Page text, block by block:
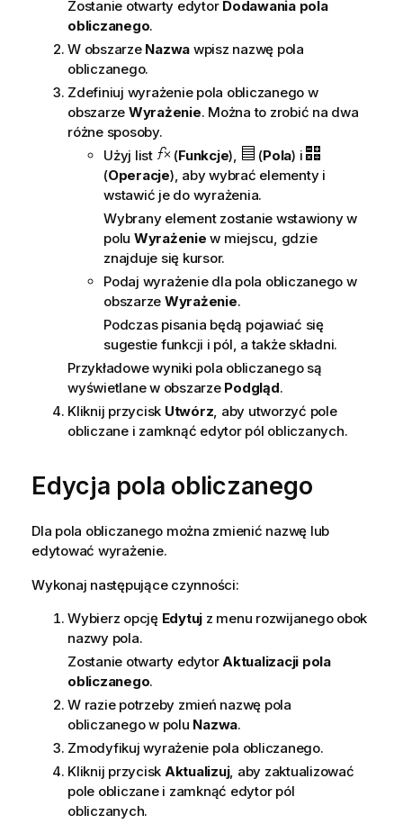
Zostanie otwarty edytor Dodawania pola
obliczanego.
W obszarze Nazwa wpisz nazwę pola
obliczanego.
Zdefiniuj wyrażenie pola obliczanego w
obszarze Wyrażenie. Można to zrobić na dwa
różne sposoby.
Użyj list
(Funkcje), (Pola) i
(Operacje), aby wybrać elementy i
wstawić je do wyrażenia.
Wybrany element zostanie wstawiony w
polu Wyrażenie w miejscu, gdzie
znajduje się kursor.
Podaj wyrażenie dla pola obliczanego w
obszarze Wyrażenie.
Podczas pisania będą pojawiać się
sugestie funkcji i pól, a także składni.
Przykładowe wyniki pola obliczanego są
wyświetlane w obszarze Podgląd.
Kliknij przycisk Utwórz , aby utworzyć pole
obliczane i zamknąć edytor pól obliczanych.
Edycja pola obliczanego
Dla pola obliczanego można zmienić nazwę lub
edytować wyrażenie.
Wykonaj następujące czynności:
Wybierz opcję Edytuj z menu rozwijanego obok
nazwy pola.
Zostanie otwarty edytorAktualizacji pola
obliczanego.
W razie potrzeby zmień nazwę pola
obliczanego w polu Nazwa.
Zmodyfikuj wyrażenie pola obliczanego.
Kliknij przycisk Aktualizuj, aby zaktualizować
pole obliczane i zamknąć edytor pól
obliczanych.